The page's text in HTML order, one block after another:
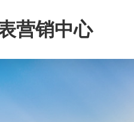
营销中心